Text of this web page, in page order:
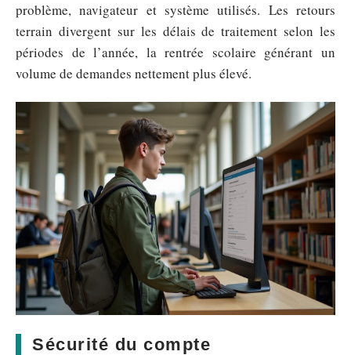
problème, navigateur et système utilisés. Les retours
terrain divergent sur les délais de traitement selon les
périodes de l’année, la rentrée scolaire générant un
volume de demandes nettement plus élevé.
Sécurité du compte